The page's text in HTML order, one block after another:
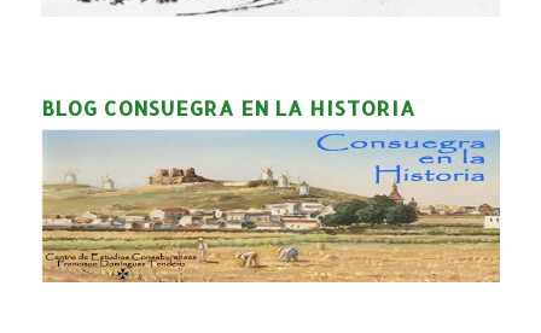
BLOG CONSUEGRA EN LA HISTORIA